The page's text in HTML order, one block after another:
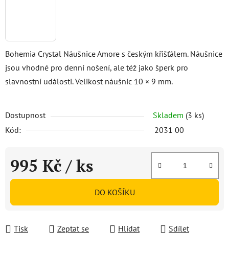
Bohemia Crystal Náušnice Amore s českým křišťálem. Náušnice
jsou vhodné pro denní nošení, ale též jako šperk pro
slavnostní události. Velikost náušnic 10 × 9 mm.
Dostupnost Skladem (3 ks)
Kód:
2031 00
995 Kč / ks
Měrná cena:
DO KOŠÍKU
Tisk Zeptat se Hlídat Sdílet